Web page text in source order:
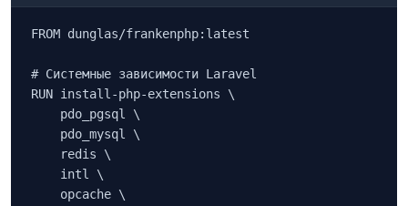
FROM dunglas/frankenphp:latest
# Системные зависимости Laravel
RUN install-php-extensions \
    pdo_pgsql \
    pdo_mysql \
    redis \
    intl \
    opcache \